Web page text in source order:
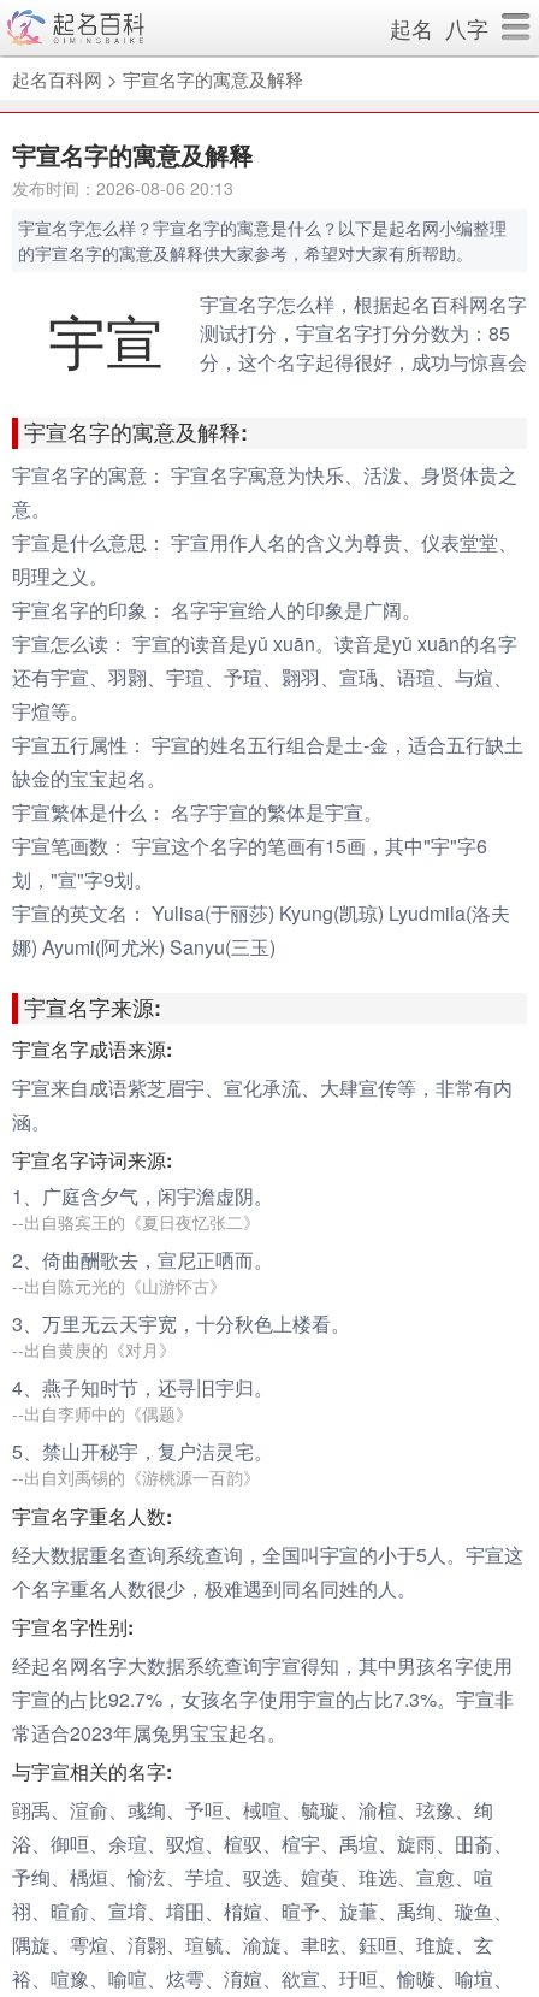
起名 八字
起名百科网 > 宇宣名字的寓意及解释
宇宣名字的寓意及解释
发布时间：2026-08-06 20:13
宇宣名字怎么样？宇宣名字的寓意是什么？以下是起名网小编整理
的宇宣名字的寓意及解释供大家参考，希望对大家有所帮助。
宇宣
宇宣名字怎么样，根据起名百科网名字
测试打分，宇宣名字打分分数为：85
分，这个名字起得很好，成功与惊喜会
上为很棒的名字，80-90分为很好的名
字，70分以下为不好的名字）
宇宣名字的寓意及解释:
宇宣名字的寓意： 宇宣名字寓意为快乐、活泼、身贤体贵之
意。
宇宣是什么意思： 宇宣用作人名的含义为尊贵、仪表堂堂、
明理之义。
宇宣名字的印象： 名字宇宣给人的印象是广阔。
宇宣怎么读： 宇宣的读音是yǔ xuān。读音是yǔ xuān的名字
还有宇宣、羽翾、宇瑄、予瑄、翾羽、宣瑀、语瑄、与煊、
宇煊等。
宇宣五行属性： 宇宣的姓名五行组合是土-金，适合五行缺土
缺金的宝宝起名。
宇宣繁体是什么： 名字宇宣的繁体是宇宣。
宇宣笔画数： 宇宣这个名字的笔画有15画，其中"宇"字6
划，"宣"字9划。
宇宣的英文名： Yulisa(于丽莎) Kyung(凯琼) Lyudmila(洛夫
娜) Ayumi(阿尤米) Sanyu(三玉)
宇宣名字来源:
宇宣名字成语来源:
宇宣来自成语紫芝眉宇、宣化承流、大肆宣传等，非常有内
涵。
宇宣名字诗词来源:
1、广庭含夕气，闲宇澹虚阴。
--出自骆宾王的《夏日夜忆张二》
2、倚曲酬歌去， 宣尼正哂而。
--出自陈元光的《山游怀古》
3、万里无云天宇宽，十分秋色上楼看。
--出自黄庚的《对月》
4、燕子知时节，还寻旧宇归。
--出自李师中的《偶题》
5、禁山开秘宇 ，复户洁灵宅。
--出自刘禹锡的《游桃源一百韵》
宇宣名字重名人数:
经大数据重名查询系统查询，全国叫宇宣的小于5人。宇宣这
个名字重名人数很少，极难遇到同名同姓的人。
宇宣名字性别:
经起名网名字大数据系统查询宇宣得知，其中男孩名字使用
宇宣的占比92.7%，女孩名字使用宇宣的占比7.3%。宇宣非
常适合2023年属兔男宝宝起名。
与宇宣相关的名字:
翧禹、渲俞、彧绚、予咺、棫喧、毓璇、渝楦、玹豫、绚
浴、御咺、余瑄、驭煊、楦驭、楦宇、禹塇、旋雨、昍萮、
予绚、楀烜、愉泫、芋塇、驭选、媗萸、琟选、宣愈、喧
祤、暄俞、宣堉、堉昍、棛媗、暄予、旋茟、禹绚、璇鱼、
隅旋、雩煊、淯翾、瑄毓、渝旋、聿昡、鈺咺、琟旋、玄
裕、喧豫、喻喧、炫雩、淯媗、欲宣、玗咺、愉暶、喻塇、